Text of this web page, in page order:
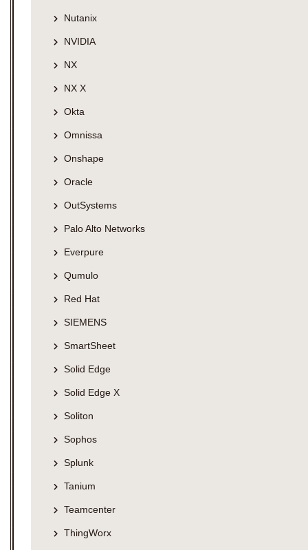
Nutanix
NVIDIA
NX
NX X
Okta
Omnissa
Onshape
Oracle
OutSystems
Palo Alto Networks
Everpure
Qumulo
Red Hat
SIEMENS
SmartSheet
Solid Edge
Solid Edge X
Soliton
Sophos
Splunk
Tanium
Teamcenter
ThingWorx